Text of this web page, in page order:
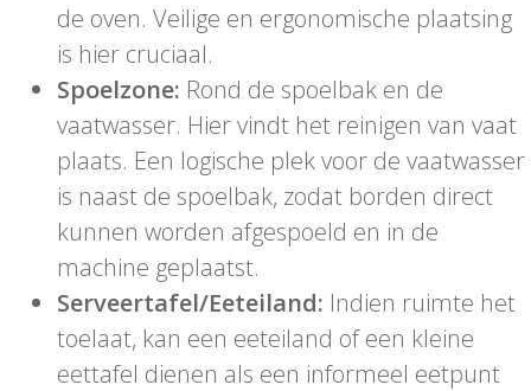
de oven. Veilige en ergonomische plaatsing
is hier cruciaal.
Spoelzone: Rond de spoelbak en de
vaatwasser. Hier vindt het reinigen van vaat
plaats. Een logische plek voor de vaatwasser
is naast de spoelbak, zodat borden direct
kunnen worden afgespoeld en in de
machine geplaatst.
Serveertafel/Eeteiland: Indien ruimte het
toelaat, kan een eeteiland of een kleine
eettafel dienen als een informeel eetpunt